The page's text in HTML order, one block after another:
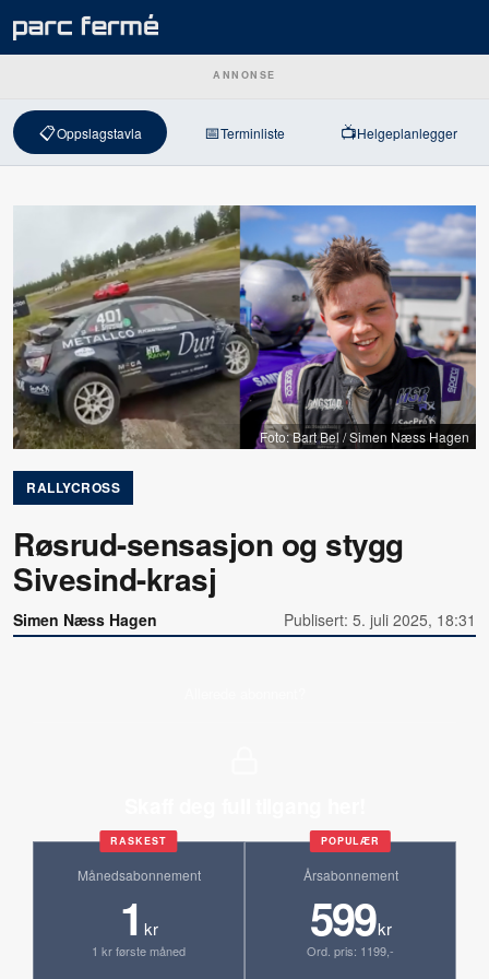
ANNONSE
📋Oppslagstavla 📅Terminliste 📺Helgeplanlegger
Foto: Bart Bel / Simen Næss Hagen
RALLYCROSS
Røsrud-sensasjon og stygg
Sivesind-krasj
Simen Næss Hagen Publisert: 5. juli 2025, 18:31
RASKEST
Månedsabonnement
1 kr
1 kr første måned
POPULÆR
Årsabonnement
599kr
Ord. pris: 1199,-